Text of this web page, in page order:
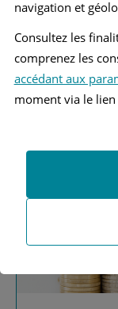
navigation et
Consultez les
comprenez les
accédant aux
moment via le lien